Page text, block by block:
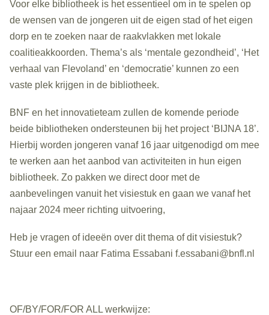
Voor elke bibliotheek is het essentieel om in te spelen op
de wensen van de jongeren uit de eigen stad of het eigen
dorp en te zoeken naar de raakvlakken met lokale
coalitieakkoorden. Thema’s als ‘mentale gezondheid’, ‘Het
verhaal van Flevoland’ en ‘democratie’ kunnen zo een
vaste plek krijgen in de bibliotheek.
BNF en het innovatieteam zullen de komende periode
beide bibliotheken ondersteunen bij het project ‘BIJNA 18’.
Hierbij worden jongeren vanaf 16 jaar uitgenodigd om mee
te werken aan het aanbod van activiteiten in hun eigen
bibliotheek. Zo pakken we direct door met de
aanbevelingen vanuit het visiestuk en gaan we vanaf het
najaar 2024 meer richting uitvoering,
Heb je vragen of ideeën over dit thema of dit visiestuk?
Stuur een email naar Fatima Essabani f.essabani@bnfl.nl
OF/BY/FOR/FOR ALL werkwijze: